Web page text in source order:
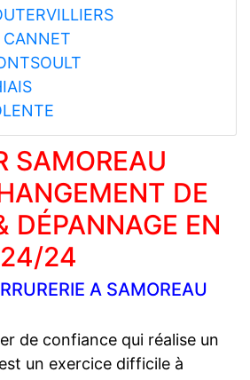
SAMOREAU
DE
DÉPANNAGE EN
24/24
A SAMOREAU
de confiance qui réalise un
est un exercice difficile à